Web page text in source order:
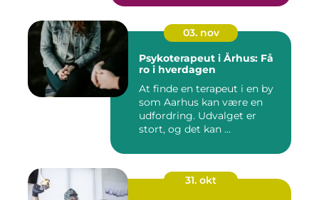
03. nov
Psykoterapeut i Århus: Få
ro i hverdagen
At finde en terapeut i en by
som Aarhus kan være en
udfordring. Udvalget er
stort, og det kan ...
31. okt